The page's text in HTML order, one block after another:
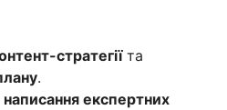
стратегіїта
.
написання експертних